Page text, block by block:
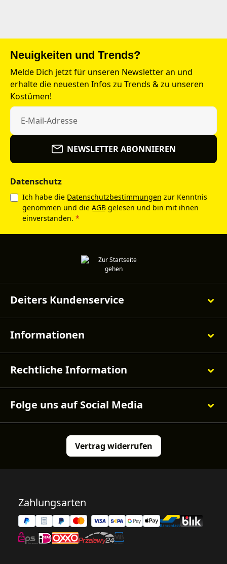
Neuigkeiten und Trends?
Melde Dich jetzt für unseren Newsletter an und
erhalte die neuesten Infos zu Trends & zu unseren
Kostümen!
NEWSLETTER ABONNIEREN
Datenschutz
Ich habe die Datenschutzbestimmungen zur Kenntnis
genommen und die AGB gelesen und bin mit ihnen
einverstanden. *
Deiters Kundenservice
Informationen
Rechtliche Information
Folge uns auf Social Media
Vertrag widerrufen
Zahlungsarten